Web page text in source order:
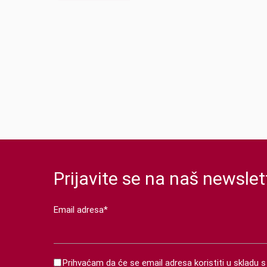
Prijavite se na naš
Email adresa*
Prihvaćam da će se email adresa koristiti u skladu